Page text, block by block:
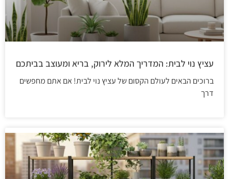
עציץ נוי לבית: המדריך המלא לירוק, בריא ומעוצב בביתכם
ברוכים הבאים לעולם הקסום של עציץ נוי לבית! אם אתם מחפשים
דרך